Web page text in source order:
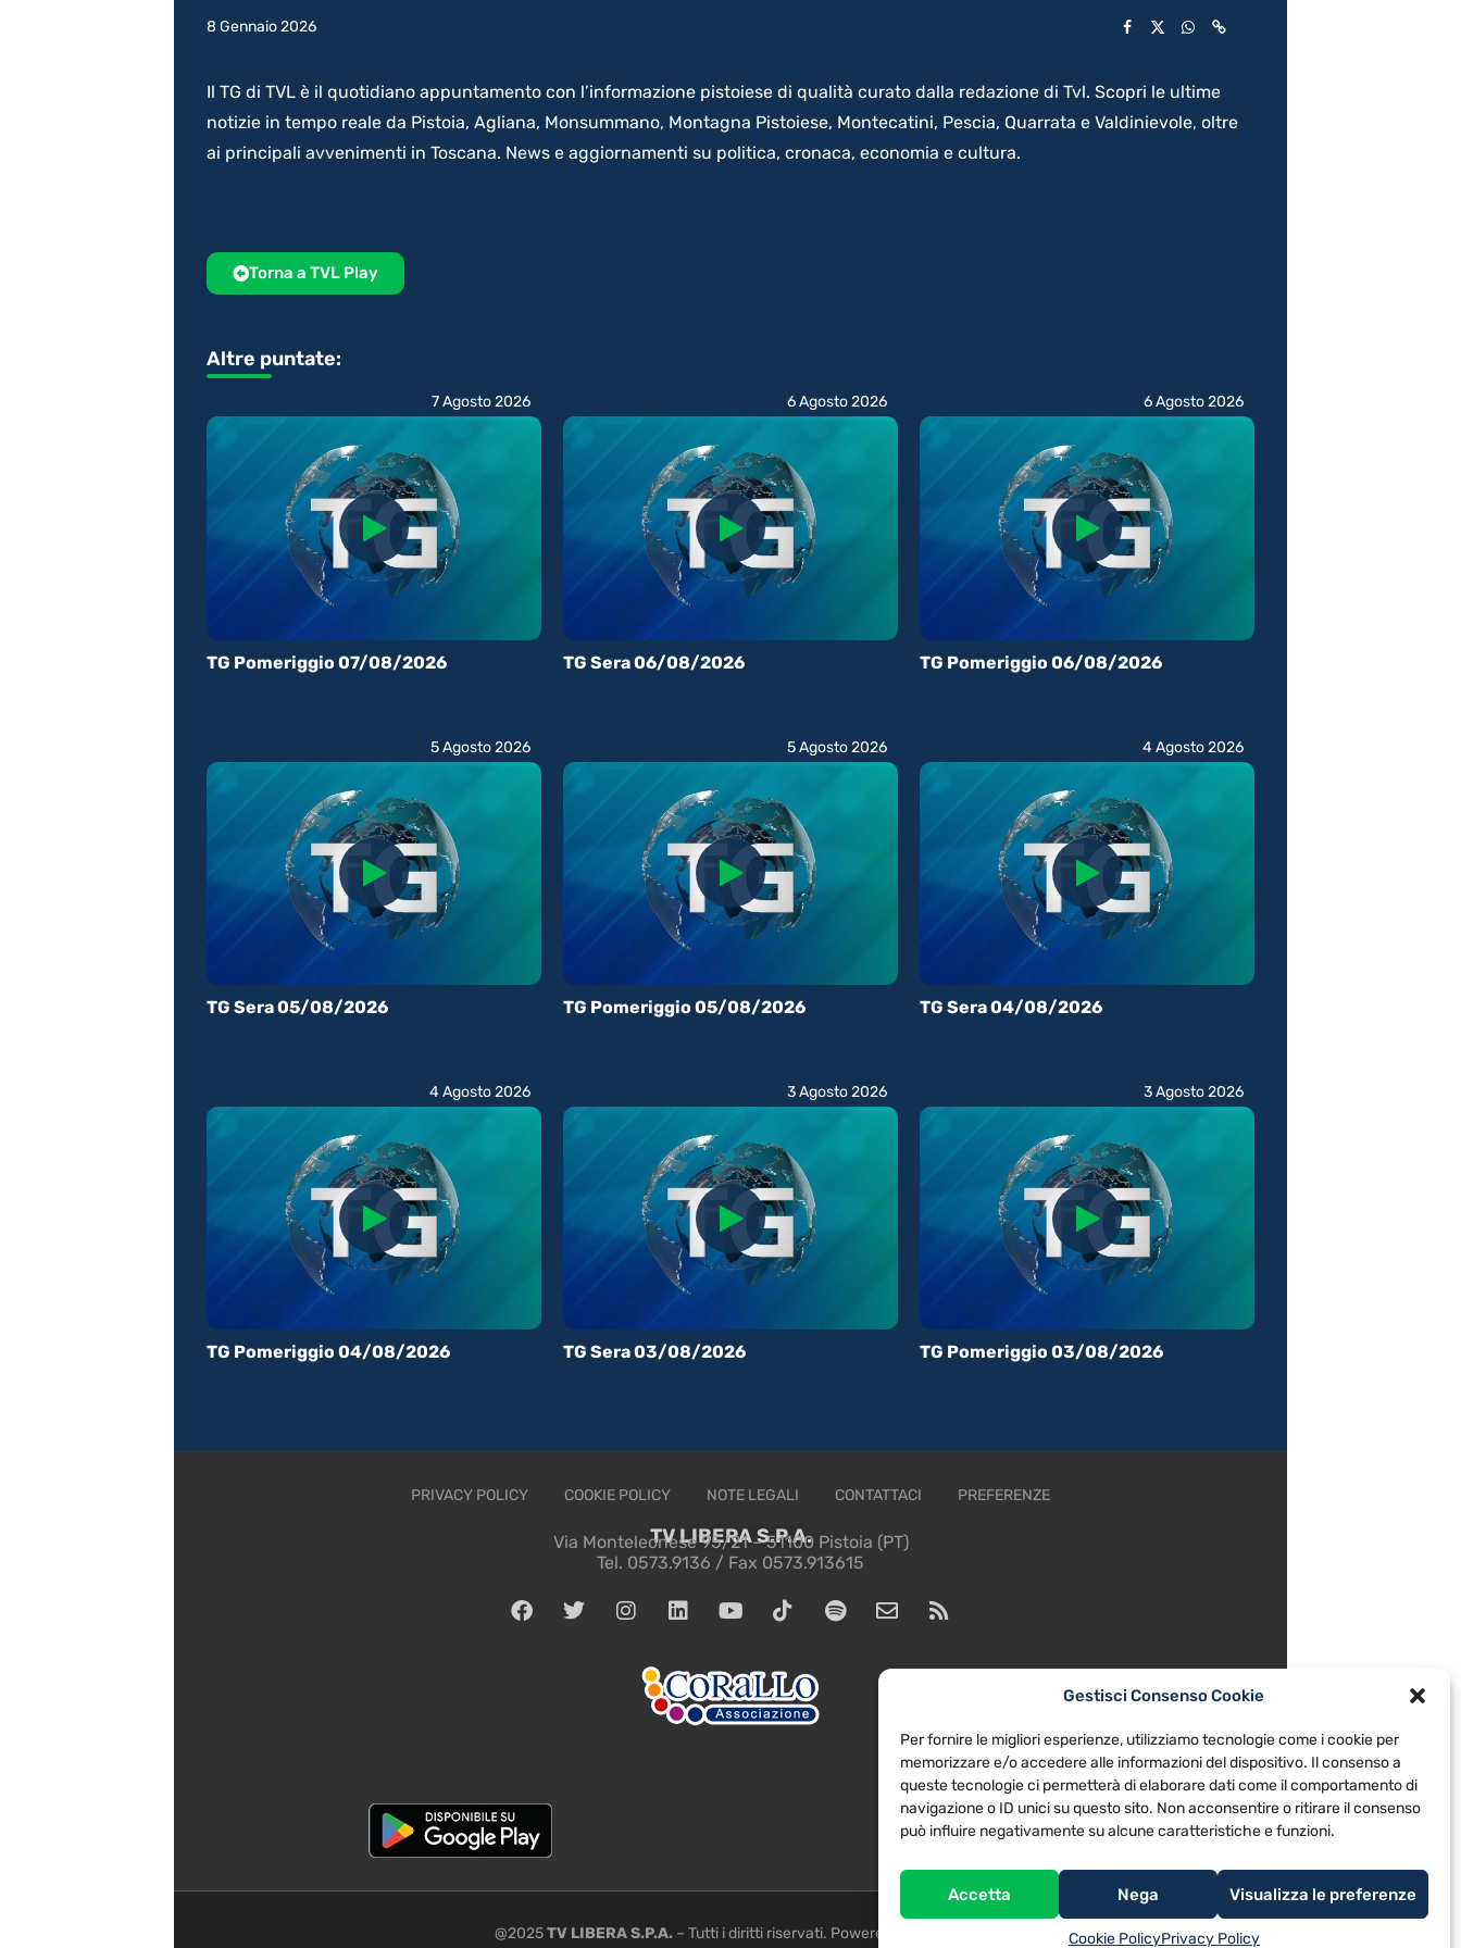
Gestisci Consenso Cookie
Per fornire le migliori esperienze, utilizziamo tecnologie come i cookie per
memorizzare e/o accedere alle informazioni del dispositivo. Il consenso a
queste tecnologie ci permetterà di elaborare dati come il comportamento di
navigazione o ID unici su questo sito. Non acconsentire o ritirare il consenso
può influire negativamente su alcune caratteristiche e funzioni.
Accetta Nega Visualizza le preferenze
Cookie PolicyPrivacy Policy
8 Gennaio 2026
Il TG di TVL è il quotidiano appuntamento con l’informazione pistoiese di qualità curato dalla redazione di Tvl. Scopri le ultime
notizie in tempo reale da Pistoia, Agliana, Monsummano, Montagna Pistoiese, Montecatini, Pescia, Quarrata e Valdinievole, oltre
ai principali avvenimenti in Toscana. News e aggiornamenti su politica, cronaca, economia e cultura.
Torna a TVL Play
Altre puntate:
TG Pomeriggio 07/08/2026
7 Agosto 2026
TG Sera 06/08/2026
6 Agosto 2026
TG Pomeriggio 06/08/2026
6 Agosto 2026
TG Sera 05/08/2026
5 Agosto 2026
TG Pomeriggio 05/08/2026
5 Agosto 2026
TG Sera 04/08/2026
4 Agosto 2026
TG Pomeriggio 04/08/2026
4 Agosto 2026
TG Sera 03/08/2026
3 Agosto 2026
TG Pomeriggio 03/08/2026
3 Agosto 2026
PRIVACY POLICY COOKIE POLICY NOTE LEGALI CONTATTACI PREFERENZE
TV LIBERA S.P.A.
Via Monteleonese 95/21 – 51100 Pistoia (PT)
Tel. 0573.9136 / Fax 0573.913615
@2025TV LIBERA S.P.A.– Tutti i diritti riservati. Powered by